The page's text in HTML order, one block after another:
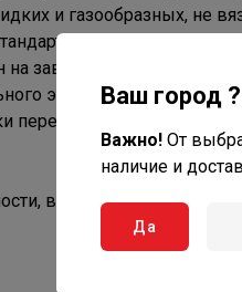
и газообразных, не
исполнении
зависимости
элемента
перемещается и с
включая
Ваш город ?
Важно! От
наличие и
Да